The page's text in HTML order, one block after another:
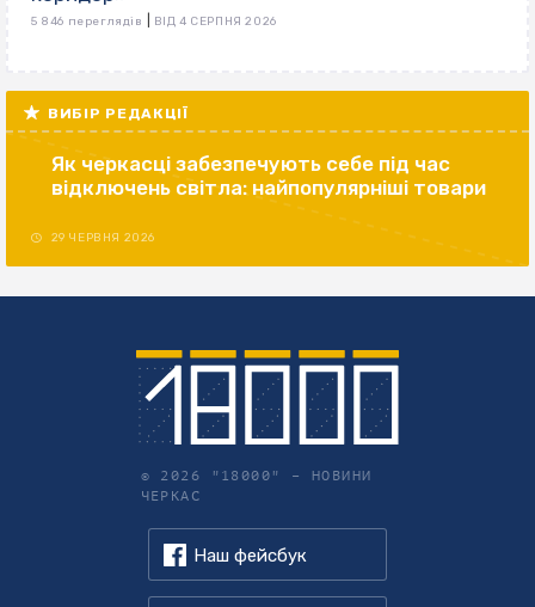
5 846 переглядів ВІД 4 СЕРПНЯ 2026
ВИБІР РЕДАКЦІЇ
Як черкасці забезпечують себе під час
відключень світла: найпопулярніші товари
29 ЧЕРВНЯ 2026
© 2026 "18000" – НОВИНИ
ЧЕРКАС
Наш фейсбук